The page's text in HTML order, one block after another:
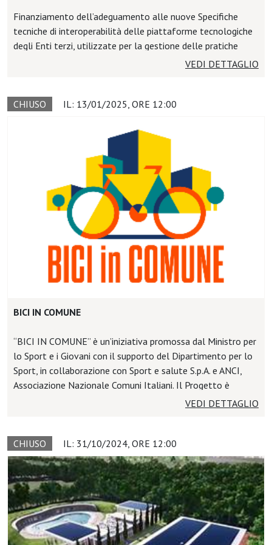
Finanziamento dell’adeguamento alle nuove Specifiche
tecniche di interoperabilità delle piattaforme tecnologiche
degli Enti terzi, utilizzate per la gestione delle pratiche
provenienti dagli Sportelli Unici per le Attività Produttive,
VEDI DETTAGLIO
CHIUSO IL: 13/01/2025, ORE 12:00
BICI IN COMUNE
“BICI IN COMUNE” è un’iniziativa promossa dal Ministro per
lo Sport e i Giovani con il supporto del Dipartimento per lo
Sport, in collaborazione con Sport e salute S.p.A. e ANCI,
Associazione Nazionale Comuni Italiani. Il Progetto è
rivolto a tutti i Comuni Italiani con l'obiettivo di favorire la
sostenibile e come strumento per uno stile di vita sano e
attivo , nonché quella del cicloturismo, un settore in forte
crescita che può portare sviluppo economico e sociale alle
comunità locali.
OBIETTIVI E FINALITA'
• Incentivare la mobilità ciclabile e l’uso della bicicletta
VEDI DETTAGLIO
CHIUSO IL: 31/10/2024, ORE 12:00